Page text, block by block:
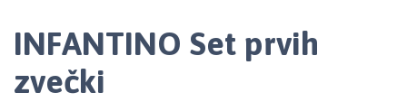
INFANTINO Set prvih
zvečki